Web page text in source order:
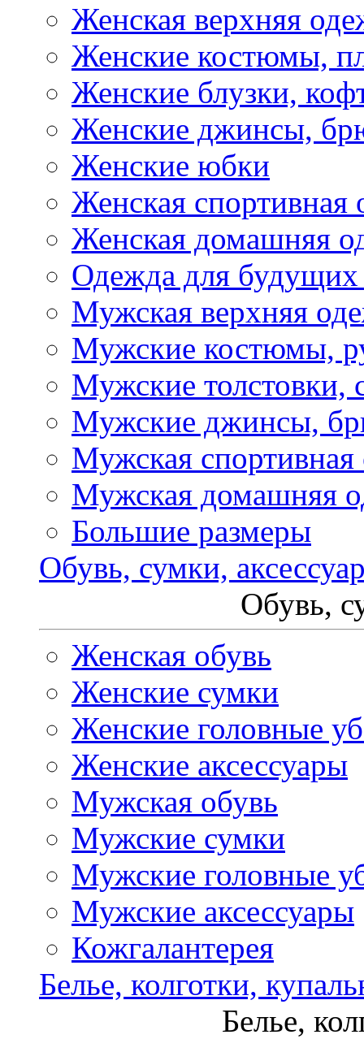
Женская верхняя
Женские костюмы,
Женские блузки,
Женские джинсы,
Женские юбки
Женская спортивная
Женская домашняя
Одежда для
Мужская верхняя
Мужские костюмы,
Мужские толстовки,
Мужские джинсы,
Мужская спортивная
Мужская домашняя
Большие размеры
Обувь, сумки,
Обувь,
Женская обувь
Женские сумки
Женские головные
Женские аксессуары
Мужская обувь
Мужские сумки
Мужские головные
Мужские аксессуары
Кожгалантерея
Белье, колготки,
Белье,